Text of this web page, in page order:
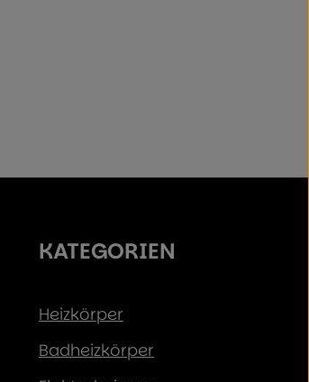
KATEGORIEN
Heizkörper
Badheizkörper